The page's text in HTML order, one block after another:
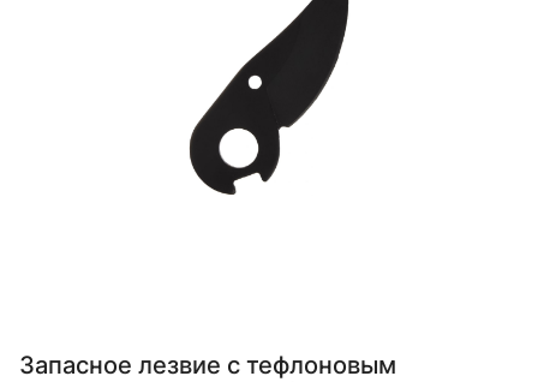
Запасное лезвие с тефлоновым